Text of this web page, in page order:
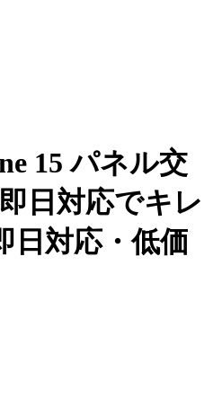
15 パネル交
日対応でキレ
日対応・低価